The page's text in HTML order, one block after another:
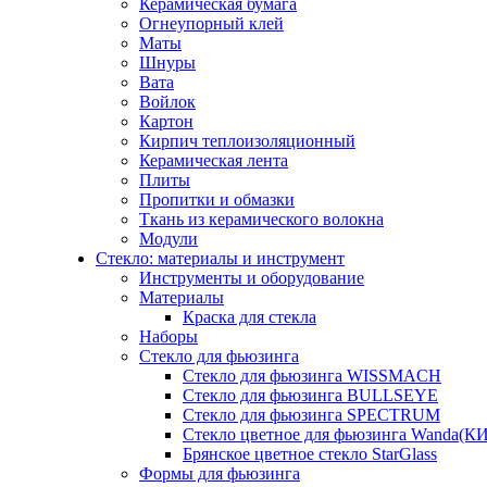
Керамическая бумага
Огнеупорный клей
Маты
Шнуры
Вата
Войлок
Картон
Кирпич теплоизоляционный
Керамическая лента
Плиты
Пропитки и обмазки
Ткань из керамического волокна
Модули
Стекло: материалы и инструмент
Инструменты и оборудование
Материалы
Краска для стекла
Наборы
Стекло для фьюзинга
Стекло для фьюзинга WISSMACH
Стекло для фьюзинга BULLSEYE
Стекло для фьюзинга SPECTRUM
Стекло цветное для фьюзинга
Брянское цветное стекло StarGlass
Формы для фьюзинга